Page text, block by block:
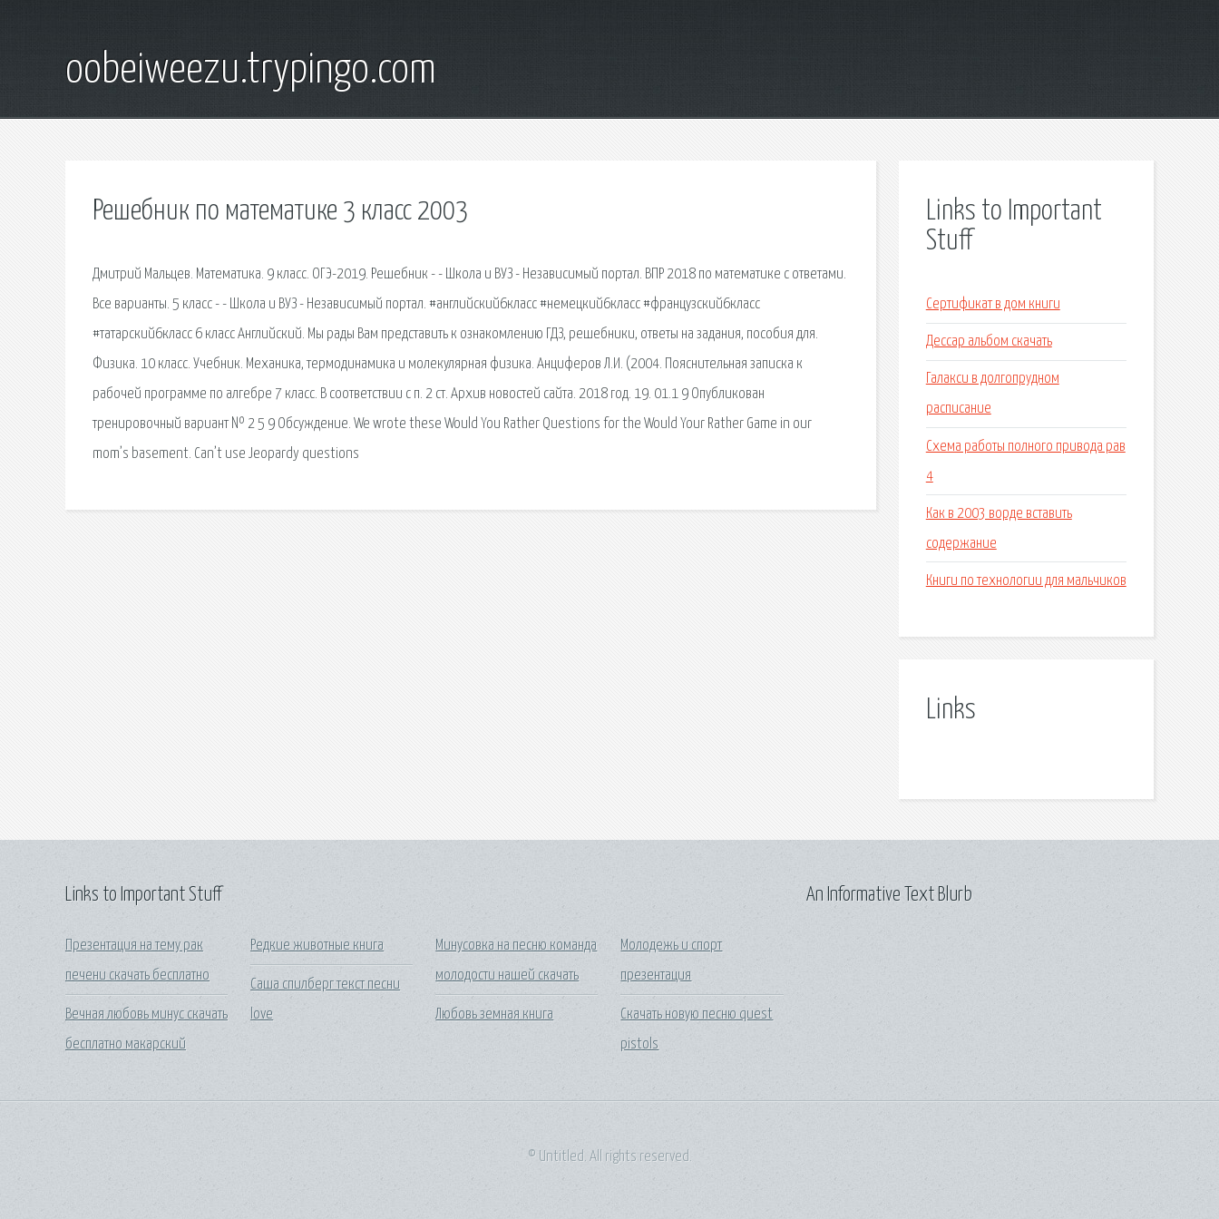
oobeiweezu.trypingo.com
Решебник по математике 3 класс 2003
Дмитрий Мальцев. Математика. 9 класс. ОГЭ-2019. Решебник - - Школа и ВУЗ - Независимый портал. ВПР 2018 по математике с ответами.
Все варианты. 5 класс - - Школа и ВУЗ - Независимый портал. #английский6класс #немецкий6класс #французский6класс
#татарский6класс 6 класс Английский. Мы рады Вам представить к ознакомлению ГДЗ, решебники, ответы на задания, пособия для.
Физика. 10 класс. Учебник. Механика, термодинамика и молекулярная физика. Анциферов Л.И. (2004. Пояснительная записка к
рабочей программе по алгебре 7 класс. В соответствии с п. 2 ст. Архив новостей сайта. 2018 год. 19. 01.1 9 Опубликован
тренировочный вариант № 2 5 9 Обсуждение. We wrote these Would You Rather Questions for the Would Your Rather Game in our
mom’s basement. Can’t use Jeopardy questions
Links to Important
Stuff
Сертификат в дом книги
Дессар альбом скачать
Галакси в долгопрудном
расписание
Схема работы полного привода рав
4
Как в 2003 ворде вставить
содержание
Книги по технологии для мальчиков
Links
Links to Important Stuff
Презентация на тему рак
печени скачать бесплатно
Вечная любовь минус скачать
бесплатно макарский
Редкие животные книга
Саша спилберг текст песни
love
Минусовка на песню команда
молодости нашей скачать
Любовь земная книга
Молодежь и спорт
презентация
Скачать новую песню quest
pistols
An Informative Text Blurb
© Untitled. All rights reserved.